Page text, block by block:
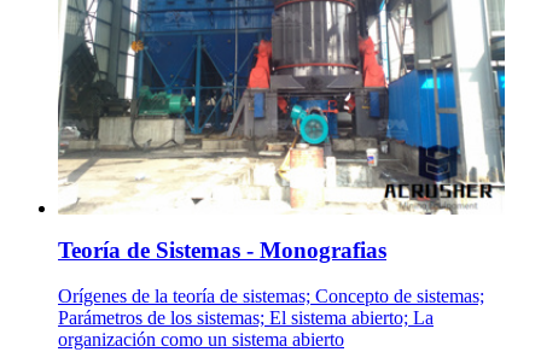
Teoría de Sistemas - Monografias
Orígenes de la teoría de sistemas; Concepto de sistemas;
Parámetros de los sistemas; El sistema abierto; La
organización como un sistema abierto